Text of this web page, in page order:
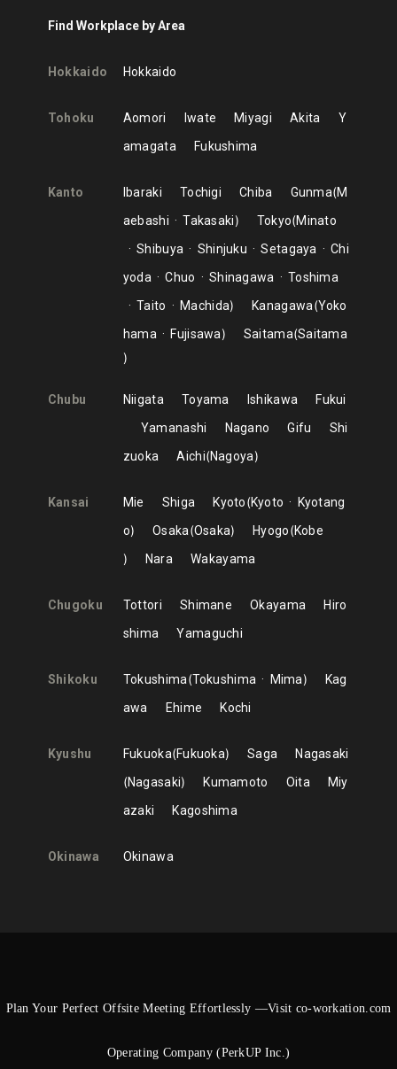
Find Workplace by Area
Hokkaido Hokkaido
Tohoku Aomori Iwate Miyagi Akita
Y
amagata
Fukushima
Kanto Ibaraki Tochigi Chiba Gunma M
aebashi
Takasaki Tokyo Minato
Shibuya
Shinjuku Setagaya
Chi
yoda
Chuo Shinagawa
Toshima
Taito
Machida Kanagawa Yoko
hama
Fujisawa Saitama Saitama
Chubu Niigata Toyama Ishikawa
Fukui
Yamanashi
Nagano Gifu
Shi
zuoka
Aichi Nagoya
Kansai Mie Shiga Kyoto Kyoto
Kyotang
o
Osaka Osaka Hyogo Kobe
Nara
Wakayama
Chugoku Tottori Shimane Okayama
Hiro
shima
Yamaguchi
Shikoku Tokushima Tokushima Mima
Kag
awa
Ehime Kochi
Kyushu Fukuoka Fukuoka Saga
Nagasaki
Nagasaki
Kumamoto Oita
Miy
azaki
Kagoshima
Okinawa Okinawa
Plan Your Perfect Offsite Meeting Effortlessly —Visit co-workation.com
Operating Company (PerkUP Inc.)